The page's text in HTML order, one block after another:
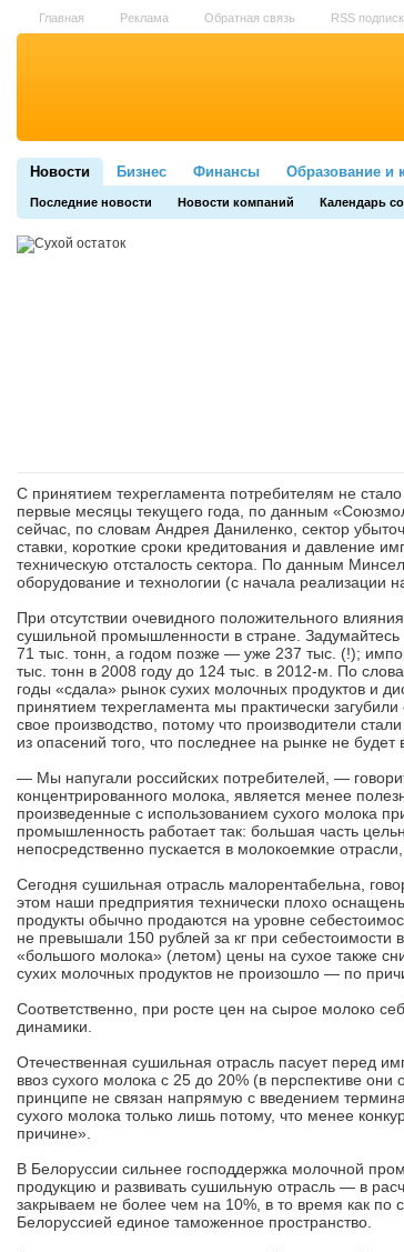
Главная Реклама Обратная связь RSS
Новости
Последние новости Новости компаний Календарь
Бизнес Финансы Образование и
С принятием техрегламента потребителям не
первые месяцы текущего года, по данным
сейчас, по словам Андрея Даниленко, сектор
ставки, короткие сроки кредитования и давление
техническую отсталость сектора. По данным
оборудование и технологии (с начала реализации
При отсутствии очевидного положительного
сушильной промышленности в стране.
71 тыс. тонн, а годом позже — уже 237 тыс. (!);
тыс. тонн в 2008 году до 124 тыс. в 2012-м. По
годы «сдала» рынок сухих молочных продуктов и
принятием техрегламента мы практически
свое производство, потому что производители
из опасений того, что последнее на рынке не будет
— Мы напугали российских потребителей, —
концентрированного молока, является менее
произведенные с использованием сухого молока
промышленность работает так: большая часть
непосредственно пускается в молокоемкие
Сегодня сушильная отрасль малорентабельна,
этом наши предприятия технически плохо
продукты обычно продаются на уровне
не превышали 150 рублей за кг при
«большого молока» (летом) цены на сухое также
сухих молочных продуктов не произошло — по
Соответственно, при росте цен на сырое молоко
динамики.
Отечественная сушильная отрасль пасует перед
ввоз сухого молока с 25 до 20% (в перспективе
принципе не связан напрямую с введением
сухого молока только лишь потому, что менее
причине».
В Белоруссии сильнее господдержка молочной
продукцию и развивать сушильную отрасль — в
закрываем не более чем на 10%, в то время как
Белоруссией единое таможенное пространство.